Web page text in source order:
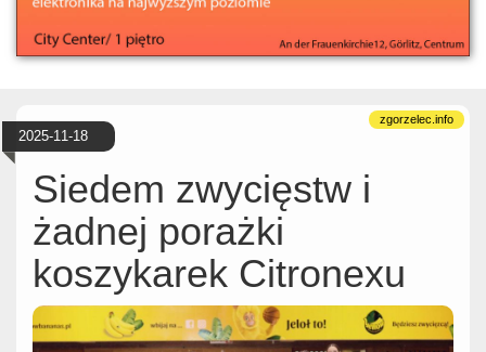
2025-11-18
Siedem zwycięstw i
żadnej porażki
koszykarek Citronexu